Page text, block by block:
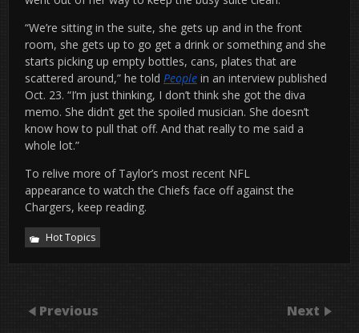
“We’re sitting in the suite, she gets up and in the front
room, she gets up to go get a drink or something and she
starts picking up empty bottles, cans, plates that are
scattered around,” he told People in an interview published
Oct. 23. “I’m just thinking, I don’t think she got the diva
memo. She didn’t get the spoiled musician. She doesn’t
know how to pull that off. And that really to me said a
whole lot.”
To relive more of Taylor’s most recent NFL
appearance to watch the Chiefs face off against the
Chargers, keep reading.
Hot Topics
Previous Next